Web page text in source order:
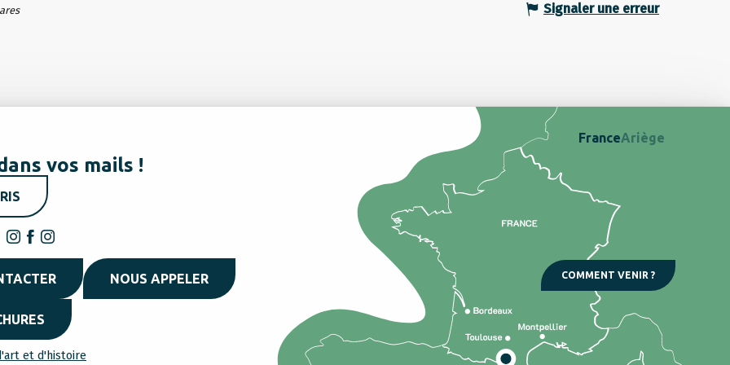
Signaler une erreur
vos mails !
NOUS APPELER
et d'histoire
COMMENT VENIR ?
FranceAriège